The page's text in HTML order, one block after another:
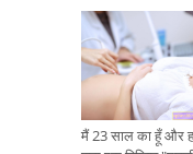
मैं 23 साल का हूँ और